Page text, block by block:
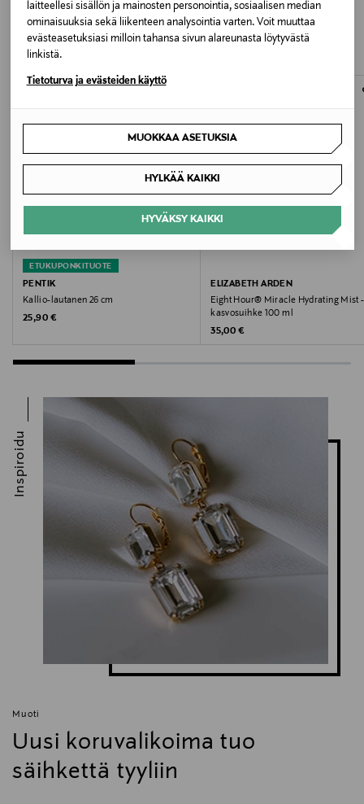
laitteellesi sisällön ja mainosten personointia, sosiaalisen median
ominaisuuksia sekä liikenteen analysointia varten. Voit muuttaa
evästeasetuksiasi milloin tahansa sivun alareunasta löytyvästä
linkistä.
Tietoturva ja evästeiden käyttö
MUOKKAA ASETUKSIA
HYLKÄÄ KAIKKI
HYVÄKSY KAIKKI
Lars Sonckin Kaari 6, 02600 Espoo, Finland
Digitaalinen osoite
contact@bestseller.com
Avainsanat
hiukset, kukkaklipsi
LISÄÄ KIINNOSTAVIA
TUOTTEITA
ETUKUPONKITUOTE
PENTIK
Kallio-lautanen 26 cm
Original Price
25,90 €
ELIZABETH ARDEN
Eight Hour® Miracle Hydrating Mist -
kasvosuihke 100 ml
Original Price
35,00 €
Muoti
Uusi koruvalikoima tuo
säihkettä tyyliin
Inspiroidu